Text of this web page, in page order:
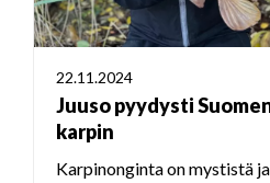
22.11.2024
Juuso pyydysti
karpin
Karpinonginta on mystistä